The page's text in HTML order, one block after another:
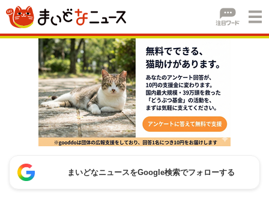
まいどなニュースをGoogle検索でフォローする